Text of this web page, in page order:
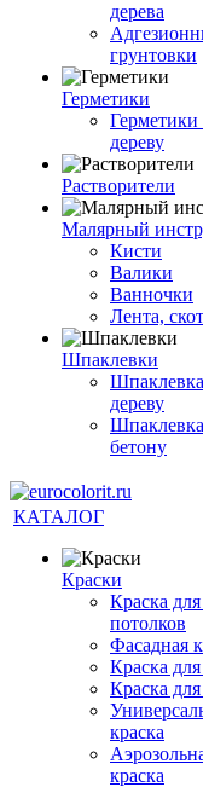
дерева
грунтовки
Герметики
Герметики
дереву
Растворители
Малярный
Кисти
Валики
Ванночки
Лента,
Шпаклевки
дереву
бетону
КАТАЛОГ
Краски
Краска
потолков
Фасадная
Краска
Краска
краска
краска